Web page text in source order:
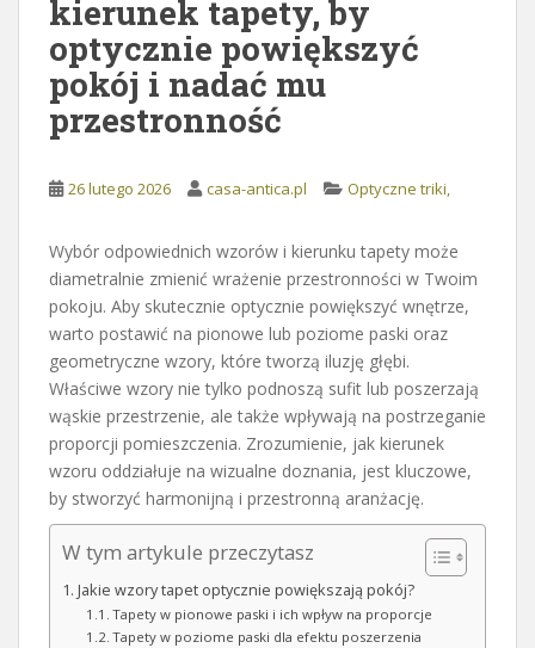
kierunek tapety, by
optycznie powiększyć
pokój i nadać mu
przestronność
26 lutego 2026 casa-antica.pl Optyczne triki,
Wybór odpowiednich wzorów i kierunku tapety może
diametralnie zmienić wrażenie przestronności w Twoim
pokoju. Aby skutecznie optycznie powiększyć wnętrze,
warto postawić na pionowe lub poziome paski oraz
geometryczne wzory, które tworzą iluzję głębi.
Właściwe wzory nie tylko podnoszą sufit lub poszerzają
wąskie przestrzenie, ale także wpływają na postrzeganie
proporcji pomieszczenia. Zrozumienie, jak kierunek
wzoru oddziałuje na wizualne doznania, jest kluczowe,
by stworzyć harmonijną i przestronną aranżację.
W tym artykule przeczytasz
Jakie wzory tapet optycznie powiększają pokój?
Tapety w pionowe paski i ich wpływ na proporcje
Tapety w poziome paski dla efektu poszerzenia